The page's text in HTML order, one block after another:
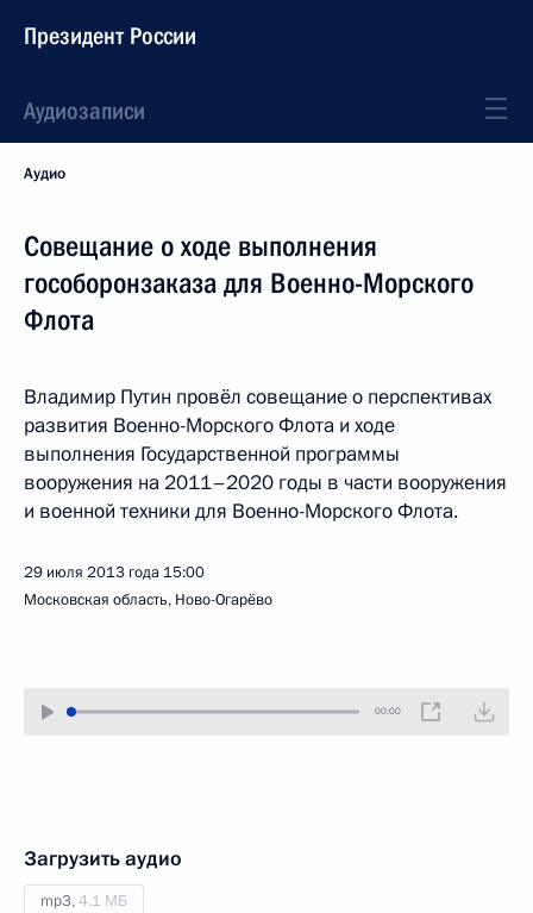
Президент России
Аудиозаписи
Аудио
Совещание о ходе выполнения
гособоронзаказа для Военно-Морского
Флота
Владимир Путин провёл совещание о перспективах
развития Военно-Морского Флота и ходе
выполнения Государственной программы
вооружения на 2011–2020 годы в части вооружения
и военной техники для Военно-Морского Флота.
29 июля 2013 года 15:00
Московская область, Ново-Огарёво
00:00
Загрузить аудио
mp3,4.1 МБ